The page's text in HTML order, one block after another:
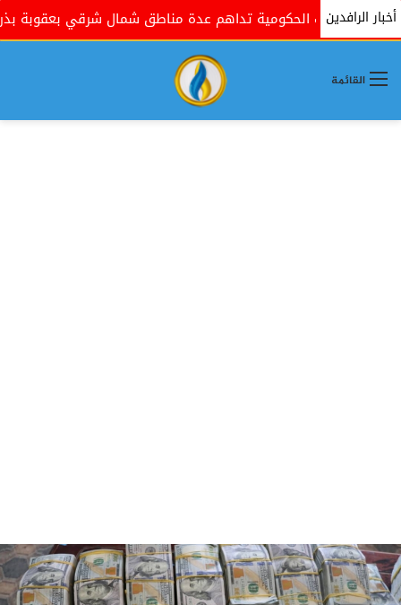
أخبار الرافدين
القوات الحكومية تداهم عدة مناطق شمال شرقي بعقوبة بذريعة
القائمة